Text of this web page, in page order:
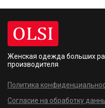
Женская одежда больших
производителя
Политика
Согласие на обработку